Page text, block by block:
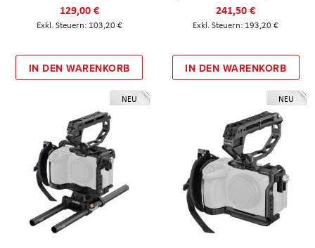
129,00 €
103,20 €
IN DEN WARENKORB
241,50 €
193,20 €
IN DEN WARENKORB
NEU NEU